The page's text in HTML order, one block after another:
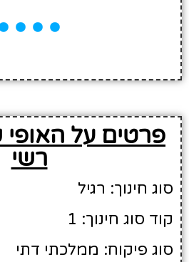
פרטים על האופי
רשי
סוג חינוך: רגיל
קוד סוג חינוך: 1
סוג פיקוח: ממלכתי דתי